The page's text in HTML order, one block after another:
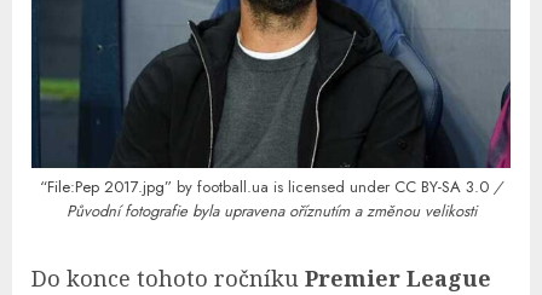
“File:Pep 2017.jpg” by football.ua is licensed under CC BY-SA 3.0 /
Původní fotografie byla upravena oříznutím a změnou velikosti
Do konce tohoto ročníku Premier League